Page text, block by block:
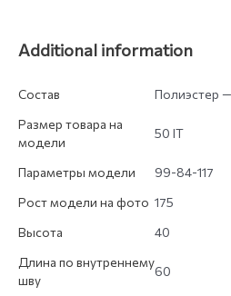
Additional information
Состав
Полиэстер
Размер товара на
модели
50 IT
Параметры модели
99-84-117
Рост модели на фото 175
Высота
40
Длина по внутреннему
шву
60